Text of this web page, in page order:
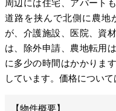
周辺には住宅、アパート
道路を挟んで北側に農地
が、介護施設、医院、資
は、除外申請、農地転用
に多少の時間はかかりま
しています。価格につい